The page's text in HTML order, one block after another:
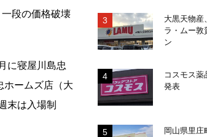
段の価格破壊
に寝屋川島忠
ホームズ店（大
末は入場制
大黒天物産
ラ・ムー敦
ン
コスモス薬
発表
岡山県里庄